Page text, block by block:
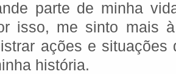
parte de minha
isso, me sinto mais
ações e situações
história.